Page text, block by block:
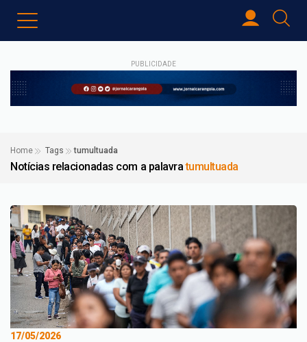
PUBLICIDADE
Home Tags tumultuada
Notícias relacionadas com a palavratumultuada
17/05/2026